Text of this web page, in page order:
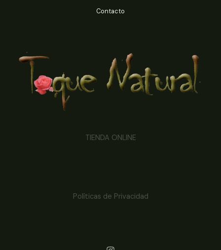
Contacto
TIENDA ONLINE
Políticas de Privacidad